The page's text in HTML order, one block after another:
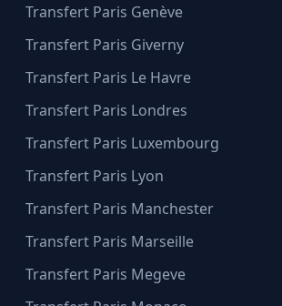
Transfert Paris Genève
Transfert Paris Giverny
Transfert Paris Le Havre
Transfert Paris Londres
Transfert Paris Luxembourg
Transfert Paris Lyon
Transfert Paris Manchester
Transfert Paris Marseille
Transfert Paris Megeve